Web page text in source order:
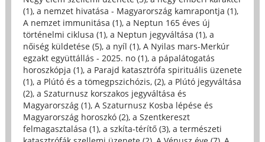
(1), a nemzet hivatása - Magyarország kamrapontja (1),
A nemzet immunitása (1), a Neptun 165 éves új
történelmi ciklusa (1), a Neptun jegyváltása (1), a
nőiség küldetése (5), a nyíl (1), A Nyilas mars-Merkúr
egzakt együttállás - 2025. no (1), a pápalátogatás
horoszkópja (1), a Parajd katasztrófa spirituális üzenete
(1), a Plútó és a tömegpszichózis, (2), a Plútó jegyváltása
(2), a Szaturnusz korszakos jegyváltása és
Magyarország (1), A Szaturnusz Kosba lépése és
Magyarország horoszkó (2), a Szentkereszt
felmagasztalása (1), a szkíta-térítő (3), a természeti